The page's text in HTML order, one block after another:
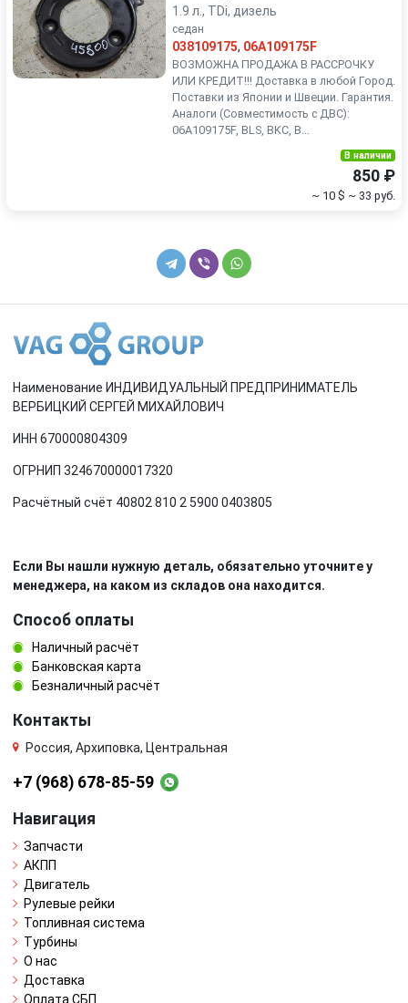
1.9 л., TDi, дизель
седан
038109175, 06A109175F
ВОЗМОЖНА ПРОДАЖА В РАССРОЧКУ
ИЛИ КРЕДИТ!!! Доставка в любой Город.
Поставки из Японии и Швеции. Гарантия.
Аналоги (Совместимость с ДВС):
06A109175F, BLS, BKC, B...
В наличии
850 ₽
~ 10 $ ~ 33 руб.
Наименование ИНДИВИДУАЛЬНЫЙ ПРЕДПРИНИМАТЕЛЬ
ВЕРБИЦКИЙ СЕРГЕЙ МИХАЙЛОВИЧ
ИНН 670000804309
ОГРНИП 324670000017320
Расчётный счёт 40802 810 2 5900 0403805
Если Вы нашли нужную деталь, обязательно уточните у
менеджера, на каком из складов она находится.
Способ оплаты
Наличный расчёт
Банковская карта
Безналичный расчёт
Контакты
Россия, Архиповка, Центральная
+7 (968) 678-85-59
Навигация
Запчасти
АКПП
Двигатель
Рулевые рейки
Топливная система
Турбины
О нас
Доставка
Оплата СБП